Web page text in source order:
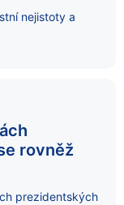
nejistoty a
rovněž
prezidentských